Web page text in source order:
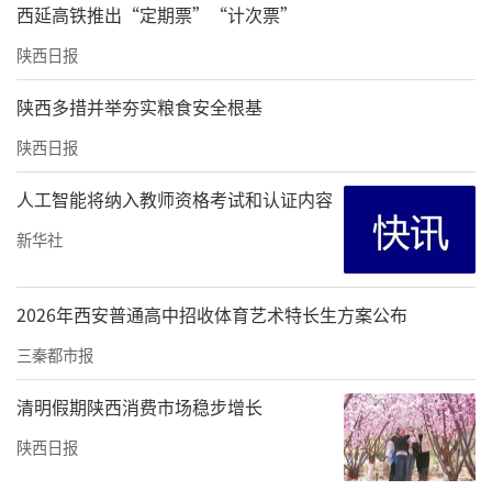
5年再度获评中国对外承包工程商会“AAA级信
用企业”，WindESG评级稳居行业前列。
图为渭南市临渭区管路20万千瓦风电项目
2026年是“十五五”开局之年，陕建股份将
西延高铁推出“定期票”“计次票”
陕西日报
陕西多措并举夯实粮食安全根基
陕西日报
人工智能将纳入教师资格考试和认证内容
新华社
2026年西安普通高中招收体育艺术特长生方案公布
三秦都市报
清明假期陕西消费市场稳步增长
陕西日报